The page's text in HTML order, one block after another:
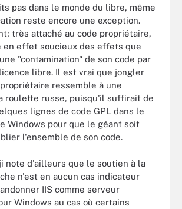
pas dans le monde du libre, même
reste encore une exception.
très attaché au code propriétaire,
en effet soucieux des effets que
"contamination" de son code par
libre. Il est vrai que jongler
ressemble à une
roulette russe, puisqu'il suffirait de
lignes de code GPL dans le
Windows pour que le géant soit
l'ensemble de son code.
note d'ailleurs que le soutien à la
n'est en aucun cas indicateur
IIS comme serveur
Windows au cas où certains